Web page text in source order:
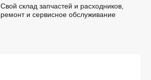
Свой склад запчастей и расходников,
ремонт и сервисное обслуживание